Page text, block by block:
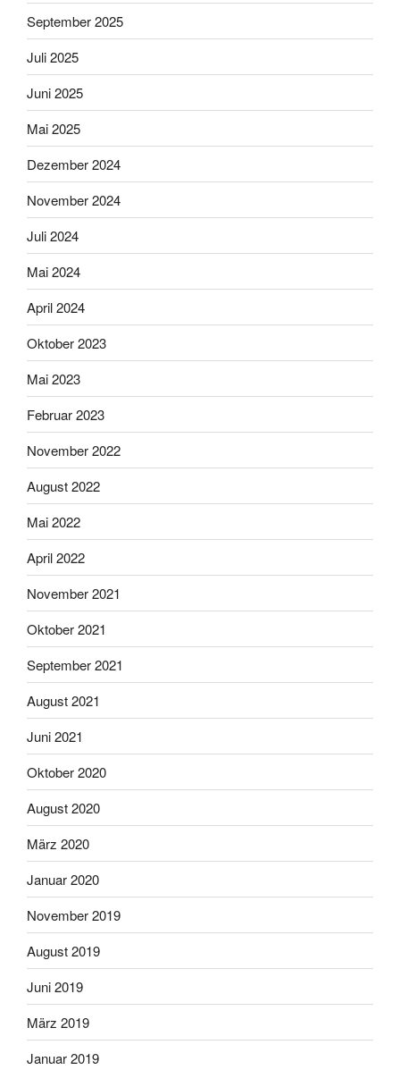
September 2025
Juli 2025
Juni 2025
Mai 2025
Dezember 2024
November 2024
Juli 2024
Mai 2024
April 2024
Oktober 2023
Mai 2023
Februar 2023
November 2022
August 2022
Mai 2022
April 2022
November 2021
Oktober 2021
September 2021
August 2021
Juni 2021
Oktober 2020
August 2020
März 2020
Januar 2020
November 2019
August 2019
Juni 2019
März 2019
Januar 2019